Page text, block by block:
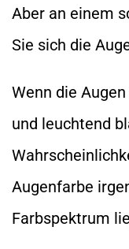
Aber an einem
Sie sich die
Wenn die
und leuchtend
Augenfarbe
Farbspektrum